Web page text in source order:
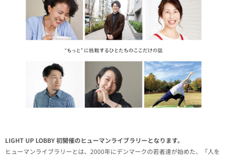
LIGHT UP LOBBY 初開催のヒューマンライブラリーとなります。
ヒューマンライブラリーとは、2000年にデンマークの若者達が始めた、「人を